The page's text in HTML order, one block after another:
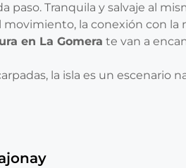
paso. Tranquila y salvaje al
la conexión con la
en La Gomera te van a
la isla es un escenario